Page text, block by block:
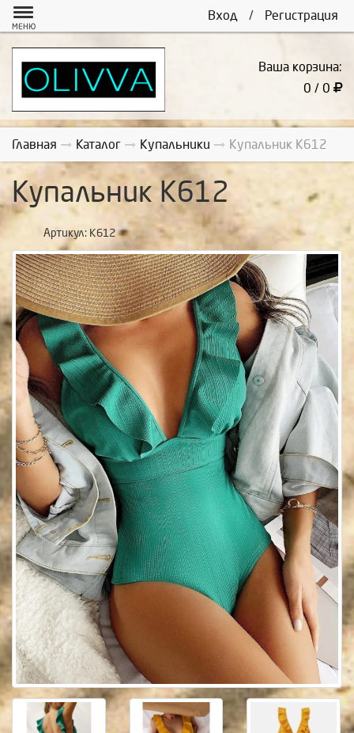
Вход / Регистрация
МЕНЮ
Ваша корзина:
0 / 0
Главная Каталог Купальники Купальник К612
Купальник К612
Артикул: К612